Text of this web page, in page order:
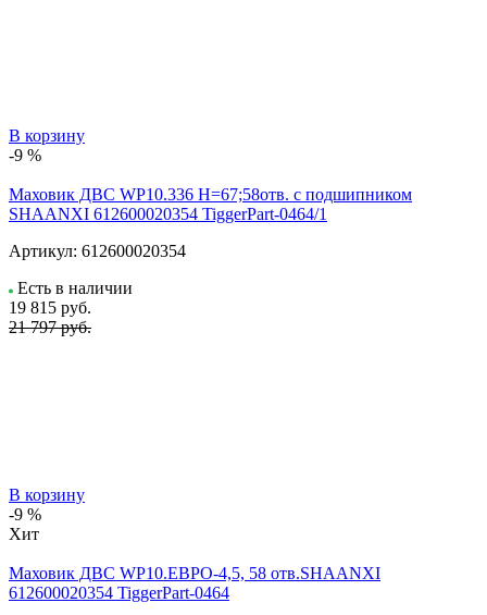
В корзину
-9 %
Маховик ДВС WP10.336 Н=67;58отв. с подшипником
SHAANXI 612600020354 TiggerPart-0464/1
Артикул: 612600020354
Есть в наличии
19 815 руб.
21 797 руб.
В корзину
-9 %
Хит
Маховик ДВС WP10.ЕВРО-4,5, 58 отв.SHAANXI
612600020354 TiggerPart-0464